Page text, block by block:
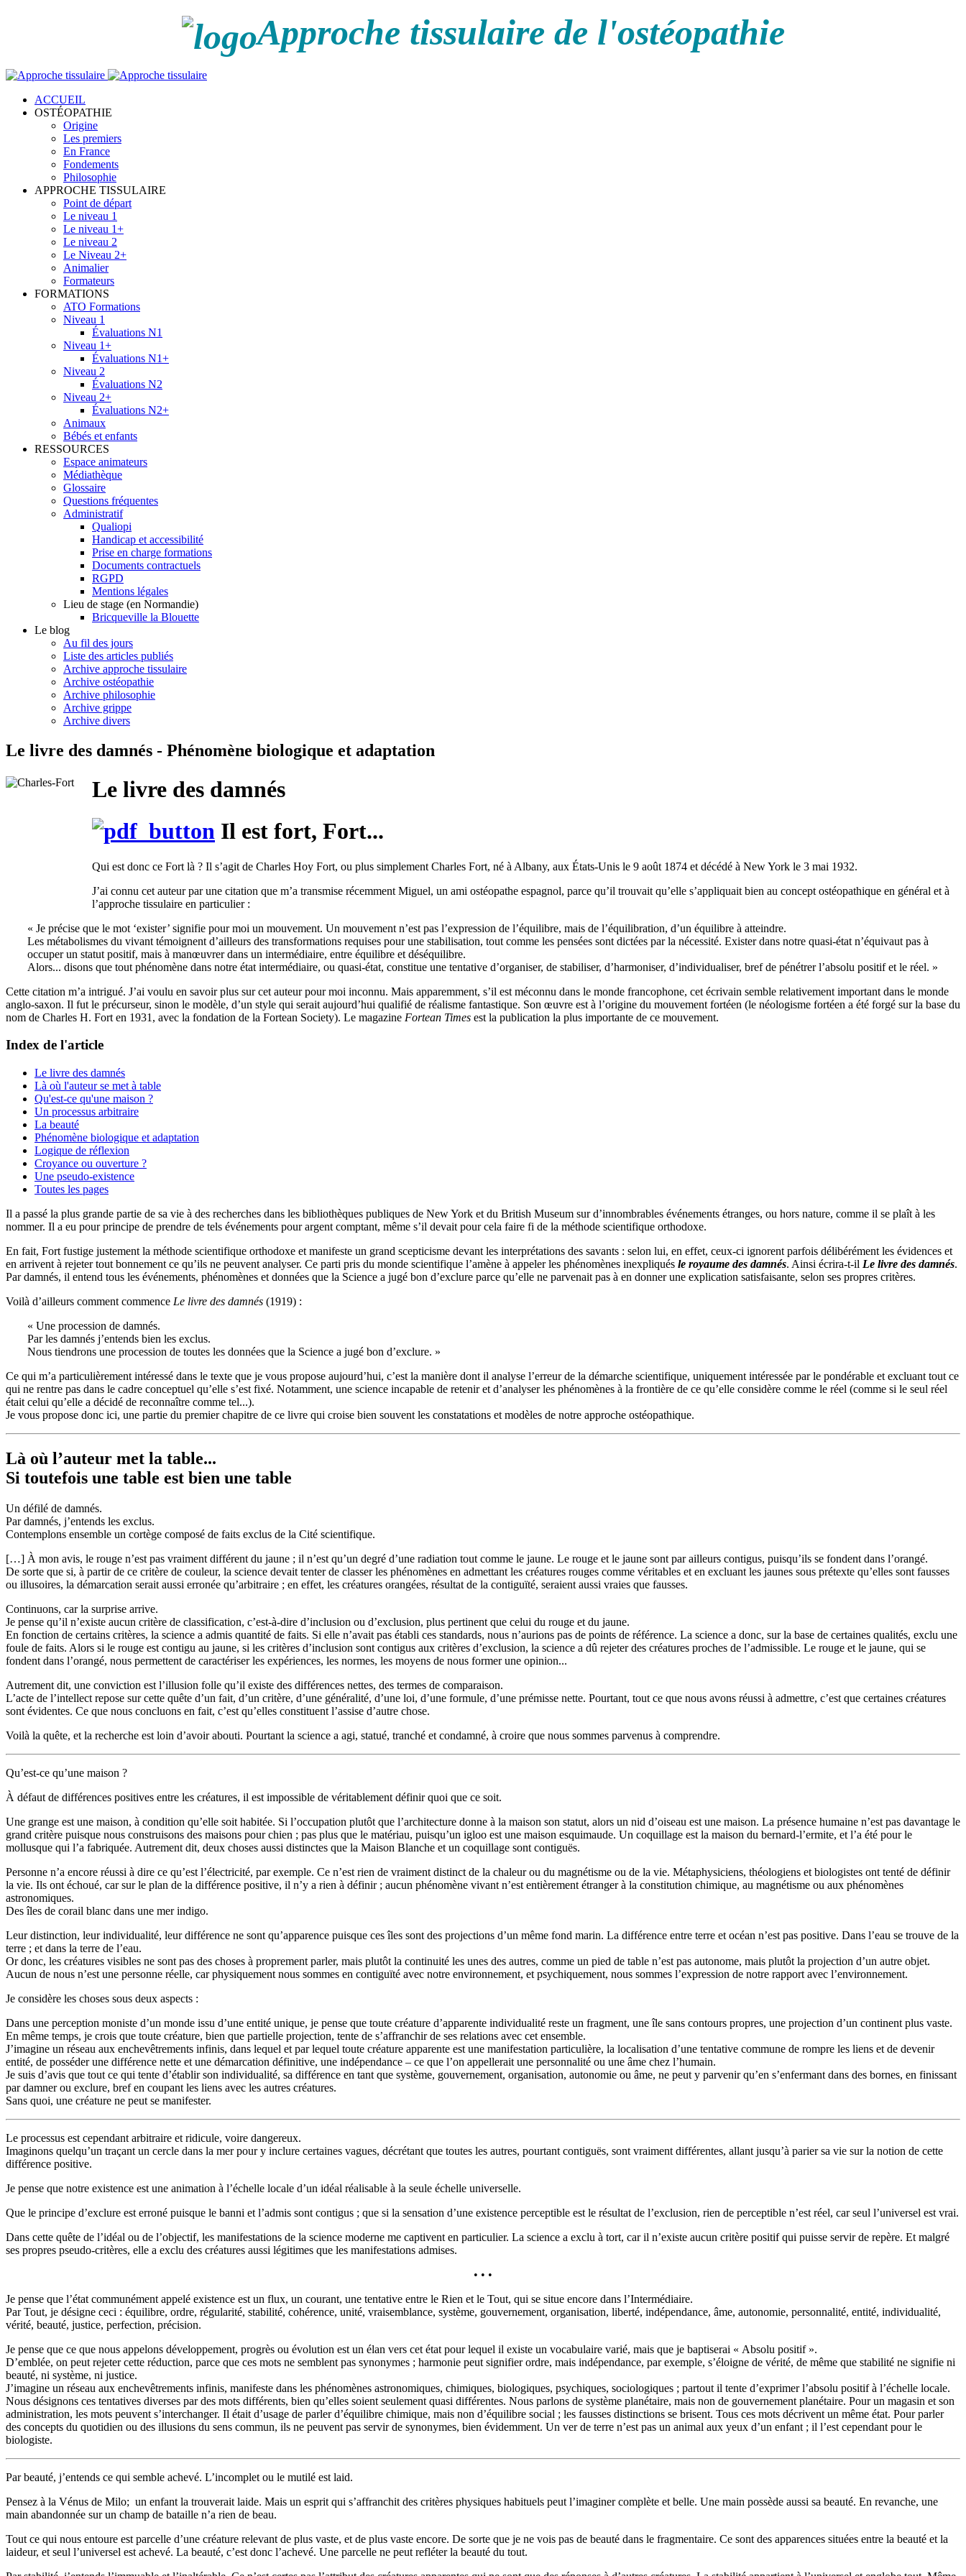
Approche tissulaire de l'ostéopathie
ACCUEIL
OSTÉOPATHIE
Origine
Les premiers
En France
Fondements
Philosophie
APPROCHE TISSULAIRE
Point de départ
Le niveau 1
Le niveau 1+
Le niveau 2
Le Niveau 2+
Animalier
Formateurs
FORMATIONS
ATO Formations
Niveau 1
Évaluations N1
Niveau 1+
Évaluations N1+
Niveau 2
Évaluations N2
Niveau 2+
Évaluations N2+
Animaux
Bébés et enfants
RESSOURCES
Espace animateurs
Médiathèque
Glossaire
Questions fréquentes
Administratif
Qualiopi
Handicap et accessibilité
Prise en charge formations
Documents contractuels
RGPD
Mentions légales
Lieu de stage (en Normandie)
Bricqueville la Blouette
Le blog
Au fil des jours
Liste des articles publiés
Archive approche tissulaire
Archive ostéopathie
Archive philosophie
Archive grippe
Archive divers
Le livre des damnés - Phénomène biologique et adaptation
Le livre des damnés
Il est fort, Fort...
Qui est donc ce Fort là ? Il s’agit de Charles Hoy Fort, ou plus simplement Charles Fort, né à Albany, aux États-Unis le 9 août 1874 et décédé à New York le 3 mai 1932.
J’ai connu cet auteur par une citation que m’a transmise récemment Miguel, un ami ostéopathe espagnol, parce qu’il trouvait qu’elle s’appliquait bien au concept ostéopathique en général et à
l’approche tissulaire en particulier :
« Je précise que le mot ‘exister’ signifie pour moi un mouvement. Un mouvement n’est pas l’expression de l’équilibre, mais de l’équilibration, d’un équilibre à atteindre.
Les métabolismes du vivant témoignent d’ailleurs des transformations requises pour une stabilisation, tout comme les pensées sont dictées par la nécessité. Exister dans notre quasi-état n’équivaut pas à
occuper un statut positif, mais à manœuvrer dans un intermédiaire, entre équilibre et déséquilibre.
Alors... disons que tout phénomène dans notre état intermédiaire, ou quasi-état, constitue une tentative d’organiser, de stabiliser, d’harmoniser, d’individualiser, bref de pénétrer l’absolu positif et le réel. »
Cette citation m’a intrigué. J’ai voulu en savoir plus sur cet auteur pour moi inconnu. Mais apparemment, s’il est méconnu dans le monde francophone, cet écrivain semble relativement important dans le monde
anglo-saxon. Il fut le précurseur, sinon le modèle, d’un style qui serait aujourd’hui qualifié de réalisme fantastique. Son œuvre est à l’origine du mouvement fortéen (le néologisme fortéen a été forgé sur la base du
nom de Charles H. Fort en 1931, avec la fondation de la Fortean Society). Le magazine Fortean Times est la publication la plus importante de ce mouvement.
Index de l'article
Le livre des damnés
Là où l'auteur se met à table
Qu'est-ce qu'une maison ?
Un processus arbitraire
La beauté
Phénomène biologique et adaptation
Logique de réflexion
Croyance ou ouverture ?
Une pseudo-existence
Toutes les pages
Il a passé la plus grande partie de sa vie à des recherches dans les bibliothèques publiques de New York et du British Museum sur d’innombrables événements étranges, ou hors nature, comme il se plaît à les
nommer. Il a eu pour principe de prendre de tels événements pour argent comptant, même s’il devait pour cela faire fi de la méthode scientifique orthodoxe.
En fait, Fort fustige justement la méthode scientifique orthodoxe et manifeste un grand scepticisme devant les interprétations des savants : selon lui, en effet, ceux-ci ignorent parfois délibérément les évidences et
en arrivent à rejeter tout bonnement ce qu’ils ne peuvent analyser. Ce parti pris du monde scientifique l’amène à appeler les phénomènes inexpliqués le royaume des damnés. Ainsi écrira-t-il Le livre des damnés.
Par damnés, il entend tous les événements, phénomènes et données que la Science a jugé bon d’exclure parce qu’elle ne parvenait pas à en donner une explication satisfaisante, selon ses propres critères.
Voilà d’ailleurs comment commence Le livre des damnés (1919) :
« Une procession de damnés.
Par les damnés j’entends bien les exclus.
Nous tiendrons une procession de toutes les données que la Science a jugé bon d’exclure. »
Ce qui m’a particulièrement intéressé dans le texte que je vous propose aujourd’hui, c’est la manière dont il analyse l’erreur de la démarche scientifique, uniquement intéressée par le pondérable et excluant tout ce
qui ne rentre pas dans le cadre conceptuel qu’elle s’est fixé. Notamment, une science incapable de retenir et d’analyser les phénomènes à la frontière de ce qu’elle considère comme le réel (comme si le seul réel
était celui qu’elle a décidé de reconnaître comme tel...).
Je vous propose donc ici, une partie du premier chapitre de ce livre qui croise bien souvent les constatations et modèles de notre approche ostéopathique.
Là où l’auteur met la table...
Si toutefois une table est bien une table
Un défilé de damnés.
Par damnés, j’entends les exclus.
Contemplons ensemble un cortège composé de faits exclus de la Cité scientifique.
[…] À mon avis, le rouge n’est pas vraiment différent du jaune ; il n’est qu’un degré d’une radiation tout comme le jaune. Le rouge et le jaune sont par ailleurs contigus, puisqu’ils se fondent dans l’orangé.
De sorte que si, à partir de ce critère de couleur, la science devait tenter de classer les phénomènes en admettant les créatures rouges comme véritables et en excluant les jaunes sous prétexte qu’elles sont fausses
ou illusoires, la démarcation serait aussi erronée qu’arbitraire ; en effet, les créatures orangées, résultat de la contiguïté, seraient aussi vraies que fausses.
Continuons, car la surprise arrive.
Je pense qu’il n’existe aucun critère de classification, c’est-à-dire d’inclusion ou d’exclusion, plus pertinent que celui du rouge et du jaune.
En fonction de certains critères, la science a admis quantité de faits. Si elle n’avait pas établi ces standards, nous n’aurions pas de points de référence. La science a donc, sur la base de certaines qualités, exclu une
foule de faits. Alors si le rouge est contigu au jaune, si les critères d’inclusion sont contigus aux critères d’exclusion, la science a dû rejeter des créatures proches de l’admissible. Le rouge et le jaune, qui se
fondent dans l’orangé, nous permettent de caractériser les expériences, les normes, les moyens de nous former une opinion...
Autrement dit, une conviction est l’illusion folle qu’il existe des différences nettes, des termes de comparaison.
L’acte de l’intellect repose sur cette quête d’un fait, d’un critère, d’une généralité, d’une loi, d’une formule, d’une prémisse nette. Pourtant, tout ce que nous avons réussi à admettre, c’est que certaines créatures
sont évidentes. Ce que nous concluons en fait, c’est qu’elles constituent l’assise d’autre chose.
Voilà la quête, et la recherche est loin d’avoir abouti. Pourtant la science a agi, statué, tranché et condamné, à croire que nous sommes parvenus à comprendre.
Qu’est-ce qu’une maison ?
À défaut de différences positives entre les créatures, il est impossible de véritablement définir quoi que ce soit.
Une grange est une maison, à condition qu’elle soit habitée. Si l’occupation plutôt que l’architecture donne à la maison son statut, alors un nid d’oiseau est une maison. La présence humaine n’est pas davantage le
grand critère puisque nous construisons des maisons pour chien ; pas plus que le matériau, puisqu’un igloo est une maison esquimaude. Un coquillage est la maison du bernard-l’ermite, et l’a été pour le
mollusque qui l’a fabriquée. Autrement dit, deux choses aussi distinctes que la Maison Blanche et un coquillage sont contiguës.
Personne n’a encore réussi à dire ce qu’est l’électricité, par exemple. Ce n’est rien de vraiment distinct de la chaleur ou du magnétisme ou de la vie. Métaphysiciens, théologiens et biologistes ont tenté de définir
la vie. Ils ont échoué, car sur le plan de la différence positive, il n’y a rien à définir ; aucun phénomène vivant n’est entièrement étranger à la constitution chimique, au magnétisme ou aux phénomènes
astronomiques.
Des îles de corail blanc dans une mer indigo.
Leur distinction, leur individualité, leur différence ne sont qu’apparence puisque ces îles sont des projections d’un même fond marin. La différence entre terre et océan n’est pas positive. Dans l’eau se trouve de la
terre ; et dans la terre de l’eau.
Or donc, les créatures visibles ne sont pas des choses à proprement parler, mais plutôt la continuité les unes des autres, comme un pied de table n’est pas autonome, mais plutôt la projection d’un autre objet.
Aucun de nous n’est une personne réelle, car physiquement nous sommes en contiguïté avec notre environnement, et psychiquement, nous sommes l’expression de notre rapport avec l’environnement.
Je considère les choses sous deux aspects :
Dans une perception moniste d’un monde issu d’une entité unique, je pense que toute créature d’apparente individualité reste un fragment, une île sans contours propres, une projection d’un continent plus vaste.
En même temps, je crois que toute créature, bien que partielle projection, tente de s’affranchir de ses relations avec cet ensemble.
J’imagine un réseau aux enchevêtrements infinis, dans lequel et par lequel toute créature apparente est une manifestation particulière, la localisation d’une tentative commune de rompre les liens et de devenir
entité, de posséder une différence nette et une démarcation définitive, une indépendance – ce que l’on appellerait une personnalité ou une âme chez l’humain.
Je suis d’avis que tout ce qui tente d’établir son individualité, sa différence en tant que système, gouvernement, organisation, autonomie ou âme, ne peut y parvenir qu’en s’enfermant dans des bornes, en finissant
par damner ou exclure, bref en coupant les liens avec les autres créatures.
Sans quoi, une créature ne peut se manifester.
Le processus est cependant arbitraire et ridicule, voire dangereux.
Imaginons quelqu’un traçant un cercle dans la mer pour y inclure certaines vagues, décrétant que toutes les autres, pourtant contiguës, sont vraiment différentes, allant jusqu’à parier sa vie sur la notion de cette
différence positive.
Je pense que notre existence est une animation à l’échelle locale d’un idéal réalisable à la seule échelle universelle.
Que le principe d’exclure est erroné puisque le banni et l’admis sont contigus ; que si la sensation d’une existence perceptible est le résultat de l’exclusion, rien de perceptible n’est réel, car seul l’universel est vrai.
Dans cette quête de l’idéal ou de l’objectif, les manifestations de la science moderne me captivent en particulier. La science a exclu à tort, car il n’existe aucun critère positif qui puisse servir de repère. Et malgré
ses propres pseudo-critères, elle a exclu des créatures aussi légitimes que les manifestations admises.
• • •
Je pense que l’état communément appelé existence est un flux, un courant, une tentative entre le Rien et le Tout, qui se situe encore dans l’Intermédiaire.
Par Tout, je désigne ceci : équilibre, ordre, régularité, stabilité, cohérence, unité, vraisemblance, système, gouvernement, organisation, liberté, indépendance, âme, autonomie, personnalité, entité, individualité,
vérité, beauté, justice, perfection, précision.
Je pense que ce que nous appelons développement, progrès ou évolution est un élan vers cet état pour lequel il existe un vocabulaire varié, mais que je baptiserai « Absolu positif ».
D’emblée, on peut rejeter cette réduction, parce que ces mots ne semblent pas synonymes ; harmonie peut signifier ordre, mais indépendance, par exemple, s’éloigne de vérité, de même que stabilité ne signifie ni
beauté, ni système, ni justice.
J’imagine un réseau aux enchevêtrements infinis, manifeste dans les phénomènes astronomiques, chimiques, biologiques, psychiques, sociologiques ; partout il tente d’exprimer l’absolu positif à l’échelle locale.
Nous désignons ces tentatives diverses par des mots différents, bien qu’elles soient seulement quasi différentes. Nous parlons de système planétaire, mais non de gouvernement planétaire. Pour un magasin et son
administration, les mots peuvent s’interchanger. Il était d’usage de parler d’équilibre chimique, mais non d’équilibre social ; les fausses distinctions se brisent. Tous ces mots décrivent un même état. Pour parler
des concepts du quotidien ou des illusions du sens commun, ils ne peuvent pas servir de synonymes, bien évidemment. Un ver de terre n’est pas un animal aux yeux d’un enfant ; il l’est cependant pour le
biologiste.
Par beauté, j’entends ce qui semble achevé. L’incomplet ou le mutilé est laid.
Pensez à la Vénus de Milo; un enfant la trouverait laide. Mais un esprit qui s’affranchit des critères physiques habituels peut l’imaginer complète et belle. Une main possède aussi sa beauté. En revanche, une
main abandonnée sur un champ de bataille n’a rien de beau.
Tout ce qui nous entoure est parcelle d’une créature relevant de plus vaste, et de plus vaste encore. De sorte que je ne vois pas de beauté dans le fragmentaire. Ce sont des apparences situées entre la beauté et la
laideur, et seul l’universel est achevé. La beauté, c’est donc l’achevé. Une parcelle ne peut refléter la beauté du tout.